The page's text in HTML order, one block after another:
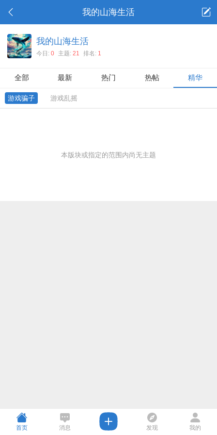
我的山海生活
我的山海生活
今日: 0 主题: 21 排名: 1
全部 最新 热门 热帖 精华
游戏骗子 游戏乱摇
本版块或指定的范围内尚无主题
首页 消息 发现 我的